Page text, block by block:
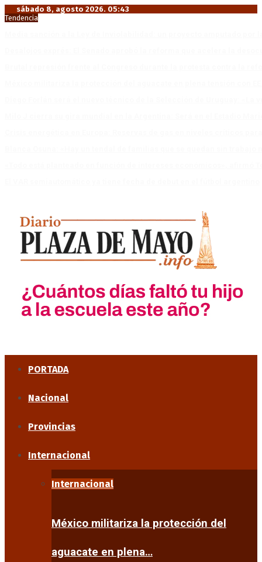
sábado 8, agosto 2026. 05:43
Tendencia
PORTADA
Nacional
Provincias
Internacional
Internacional
México militariza la protección del
aguacate en plena…